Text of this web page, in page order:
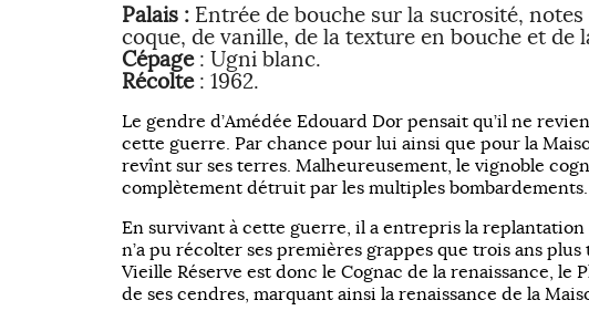
Palais : Entrée de bouche sur la sucrosité,
coque, de vanille, de la texture en bouche et de
Cépage: Ugni blanc.
Récolte: 1962.
Le gendre d’Amédée Edouard Dor pensait qu’il ne
cette guerre. Par chance pour lui ainsi que pour la
revînt sur ses terres. Malheureusement, le vignoble
complètement détruit par les multiples bombardements.
En survivant à cette guerre, il a entrepris la replantation
n’a pu récolter ses premières grappes que trois ans plus
Vieille Réserve est donc le Cognac de la renaissance, le
de ses cendres, marquant ainsi la renaissance de la